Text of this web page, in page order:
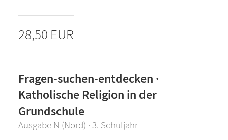
28,50 EUR
Fragen-suchen-entdecken ·
Katholische Religion in der
Grundschule
Ausgabe N (Nord) · 3. Schuljahr